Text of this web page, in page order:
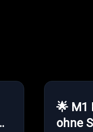
🌟 M1
ohne